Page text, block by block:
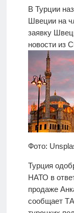
О
нас
Версия
В Турции
Швеции на
заявку
новости из
Фото:
Турция
НАТО в
продаже
сообщает